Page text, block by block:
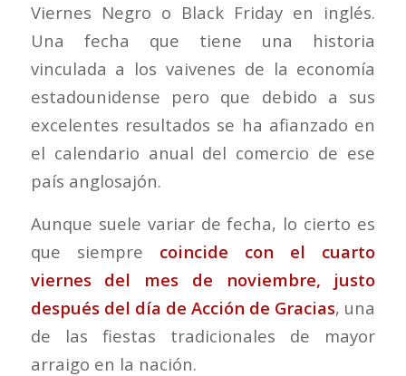
Viernes Negro o Black Friday en inglés.
Una fecha que tiene una historia
vinculada a los vaivenes de la economía
estadounidense pero que debido a sus
excelentes resultados se ha afianzado en
el calendario anual del comercio de ese
país anglosajón.
Aunque suele variar de fecha, lo cierto es
que siempre coincide con el cuarto
viernes del mes de noviembre, justo
después del día de Acción de Gracias, una
de las fiestas tradicionales de mayor
arraigo en la nación.